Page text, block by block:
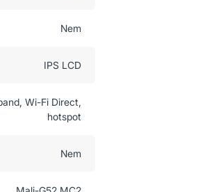
Nem
IPS LCD
Wi-Fi Direct,
hotspot
Nem